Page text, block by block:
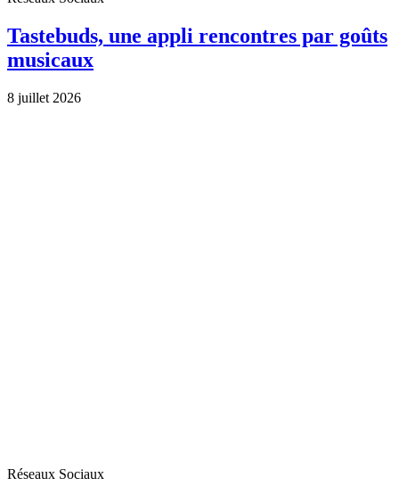
Tastebuds, une appli rencontres par goûts
musicaux
8 juillet 2026
Réseaux Sociaux